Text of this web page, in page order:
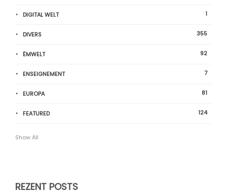
DIGITAL WELT 1
DIVERS 355
ËMWELT 92
ENSEIGNEMENT 7
EUROPA 81
FEATURED 124
Show All
REZENT POSTS